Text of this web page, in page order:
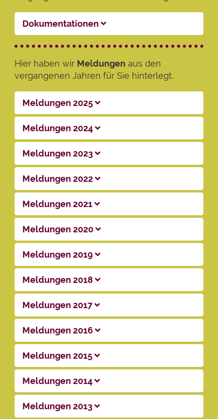
Dokumentationen
Hier haben wir Meldungen aus den
vergangenen Jahren für Sie hinterlegt.
Meldungen 2025
Meldungen 2024
Meldungen 2023
Meldungen 2022
Meldungen 2021
Meldungen 2020
Meldungen 2019
Meldungen 2018
Meldungen 2017
Meldungen 2016
Meldungen 2015
Meldungen 2014
Meldungen 2013